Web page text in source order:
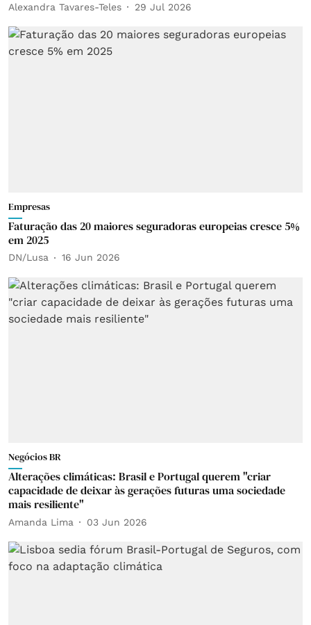
Alexandra Tavares-Teles 29 Jul 2026
Empresas
Faturação das 20 maiores seguradoras europeias cresce 5%
em 2025
DN/Lusa 16 Jun 2026
Negócios BR
Alterações climáticas: Brasil e Portugal querem "criar
capacidade de deixar às gerações futuras uma sociedade
mais resiliente"
Amanda Lima 03 Jun 2026